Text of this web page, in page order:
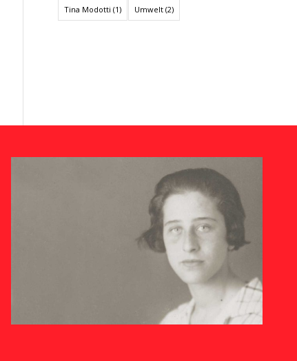
Tina Modotti (1) Umwelt(2)